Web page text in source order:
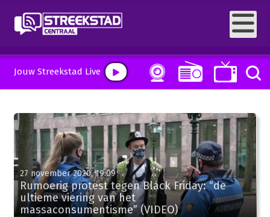
Jouw Streekstad Live
27 november 2020, 19:09
Rumoerig protest tegen Black Friday: “de
ultieme viering van het
massaconsumentisme” (VIDEO)